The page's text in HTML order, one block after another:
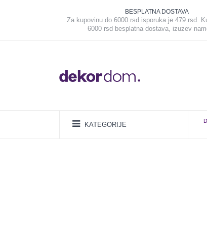
BESPLATNA DOSTAVA
Za kupovinu do 6000 rsd isporuka je 479 rsd.
6000 rsd besplatna dostava, izuzev
KATEGORIJE